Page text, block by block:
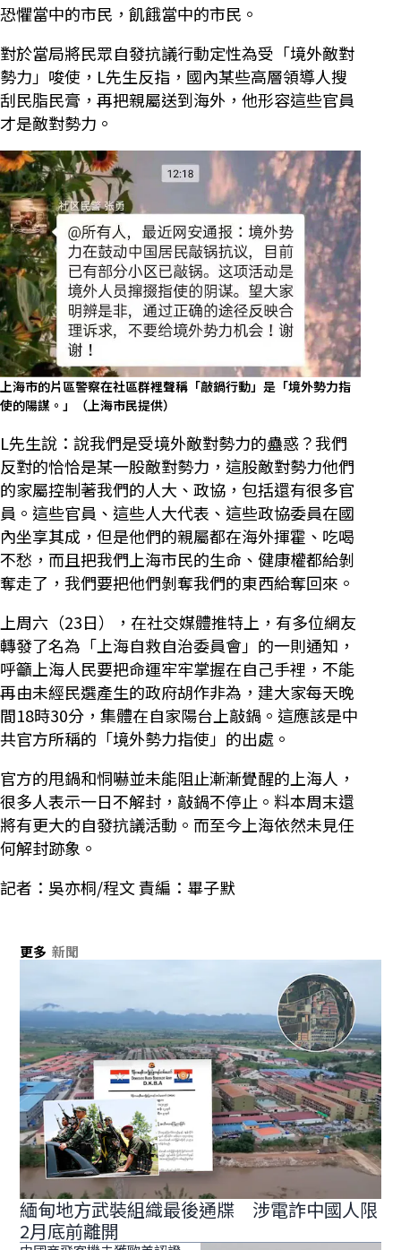
恐懼當中的市民，飢餓當中的市民。
對於當局將民眾自發抗議行動定性為受「境外敵對
勢力」唆使，L先生反指，國內某些高層領導人搜
刮民脂民膏，再把親屬送到海外，他形容這些官員
才是敵對勢力。
上海市的片區警察在社區群裡聲稱「敲鍋行動」是「境外勢力指
使的陽謀。」（上海市民提供）
L先生說：說我們是受境外敵對勢力的蠱惑？我們
反對的恰恰是某一股敵對勢力，這股敵對勢力他們
的家屬控制著我們的人大、政協，包括還有很多官
員。這些官員、這些人大代表、這些政協委員在國
內坐享其成，但是他們的親屬都在海外揮霍、吃喝
不愁，而且把我們上海市民的生命、健康權都給剝
奪走了，我們要把他們剝奪我們的東西給奪回來。
上周六（23日），在社交媒體推特上，有多位網友
轉發了名為「上海自救自治委員會」的一則通知，
呼籲上海人民要把命運牢牢掌握在自己手裡，不能
再由未經民選產生的政府胡作非為，建大家每天晚
間18時30分，集體在自家陽台上敲鍋。這應該是中
共官方所稱的「境外勢力指使」的出處。
官方的甩鍋和恫嚇並未能阻止漸漸覺醒的上海人，
很多人表示一日不解封，敲鍋不停止。料本周末還
將有更大的自發抗議活動。而至今上海依然未見任
何解封跡象。
記者：吳亦桐/程文 責編：畢子默
更多 新聞
緬甸地方武裝組織最後通牒 涉電詐中國人限
2月底前離開